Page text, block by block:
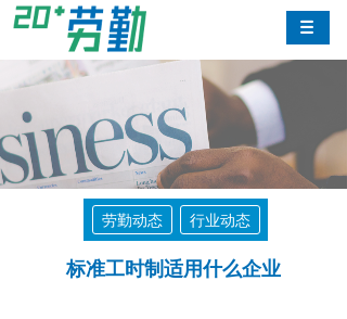
劳勤动态 行业动态
标准工时制适用什么企业